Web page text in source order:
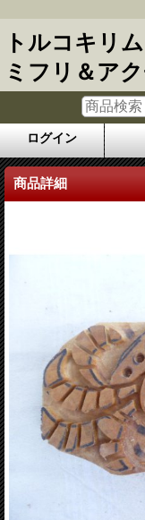
トルコキリ
ミフリ＆ア
ログイン
商品詳細